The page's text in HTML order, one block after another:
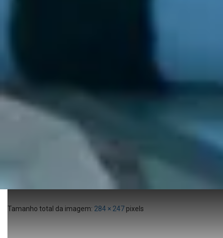
Tamanho total da imagem: 284 × 247 pixels